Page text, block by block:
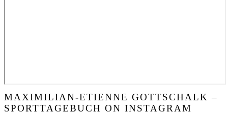
MAXIMILIAN-ETIENNE GOTTSCHALK –
SPORTTAGEBUCH ON INSTAGRAM